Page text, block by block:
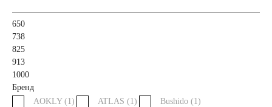
80 А/ч 82 А/ч
650
738
825
913
1000
Бренд
AOKLY (1) ATLAS (1) Bushido (1)